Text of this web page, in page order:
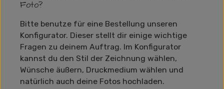
Foto?
Bitte benutze für eine Bestellung unseren
Konfigurator. Dieser stellt dir einige wichtige
Fragen zu deinem Auftrag. Im Konfigurator
kannst du den Stil der Zeichnung wählen,
Wünsche äußern, Druckmedium wählen und
natürlich auch deine Fotos hochladen.